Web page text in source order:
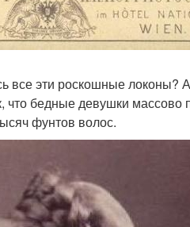
все эти роскошные локоны?
что бедные девушки массово
фунтов волос.